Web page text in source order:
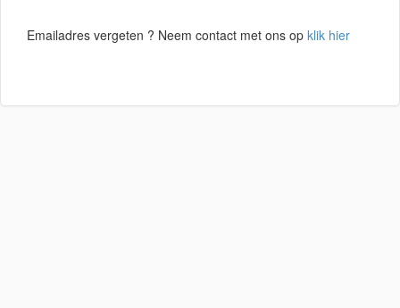
Emailadres vergeten ? Neem contact met ons op klik hier